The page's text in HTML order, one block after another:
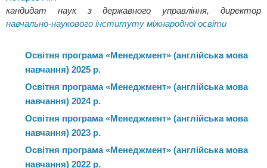
та наукової кар’єри.
форм власності та організаційно-правових форм
господарювання. Зміст навчання чітко визначений і
адаптований до сучасних умов, що дозволяє формувати
комплекс компетентностей, необхідних для успішного
Програма є широкоспеціалізованою, що забезпечує значні
переваги при працевлаштуванні та відкриває можливості для
подальшого навчання на магістерському рівні. Вона формує
кандидат наук з державного управління, директор
навчально-наукового інституту міжнародної освіти
Освітня програма «Менеджмент» (англійська мова
навчання) 2025 р.
Освітня програма «Менеджмент» (англійська мова
навчання) 2024 р.
Освітня програма «Менеджмент» (англійська мова
навчання) 2023 р.
Освітня програма «Менеджмент» (англійська мова
навчання) 2022 р.